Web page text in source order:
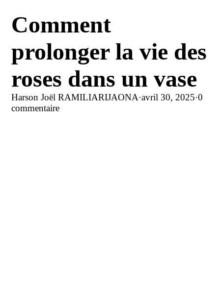
Comment
prolonger la vie des
roses dans un vase
Harson Joël RAMILIARIJAONA·avril 30, 2025·0
commentaire